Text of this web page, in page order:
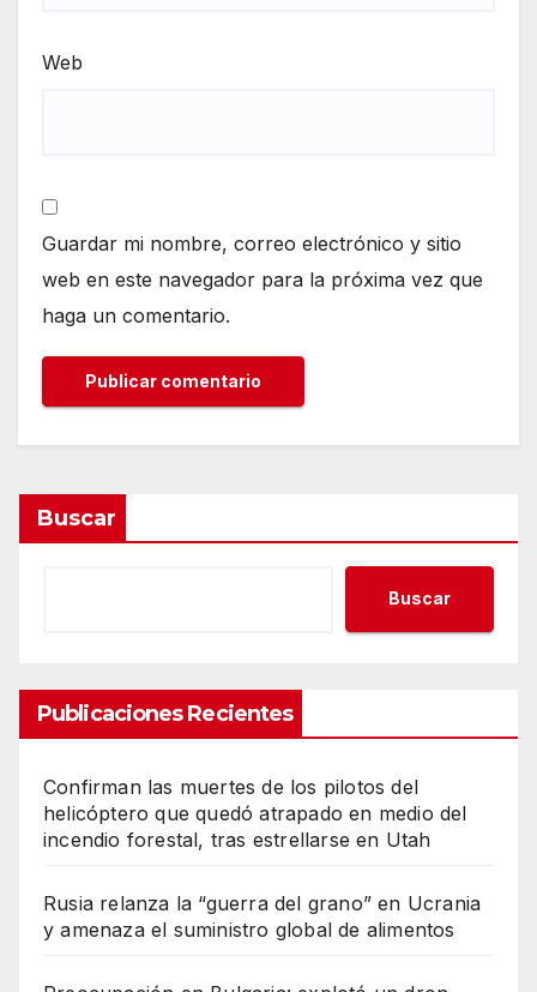
Web
Guardar mi nombre, correo electrónico y sitio
web en este navegador para la próxima vez que
haga un comentario.
Buscar
Buscar
Publicaciones Recientes
Confirman las muertes de los pilotos del
helicóptero que quedó atrapado en medio del
incendio forestal, tras estrellarse en Utah
Rusia relanza la “guerra del grano” en Ucrania
y amenaza el suministro global de alimentos